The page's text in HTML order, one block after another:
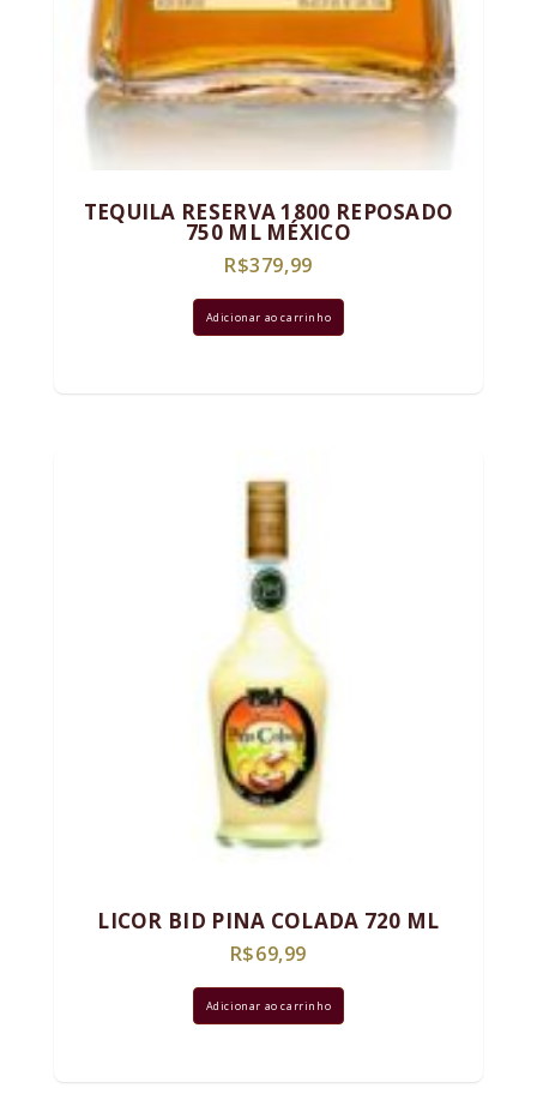
TEQUILA RESERVA 1800 REPOSADO
750 ML MÉXICO
R$379,99
Adicionar ao carrinho
LICOR BID PINA COLADA 720 ML
R$69,99
Adicionar ao carrinho